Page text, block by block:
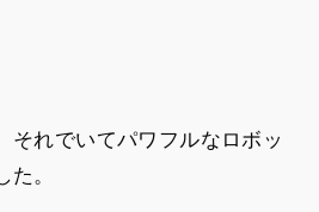
それでいてパワフルなロボッ
た。